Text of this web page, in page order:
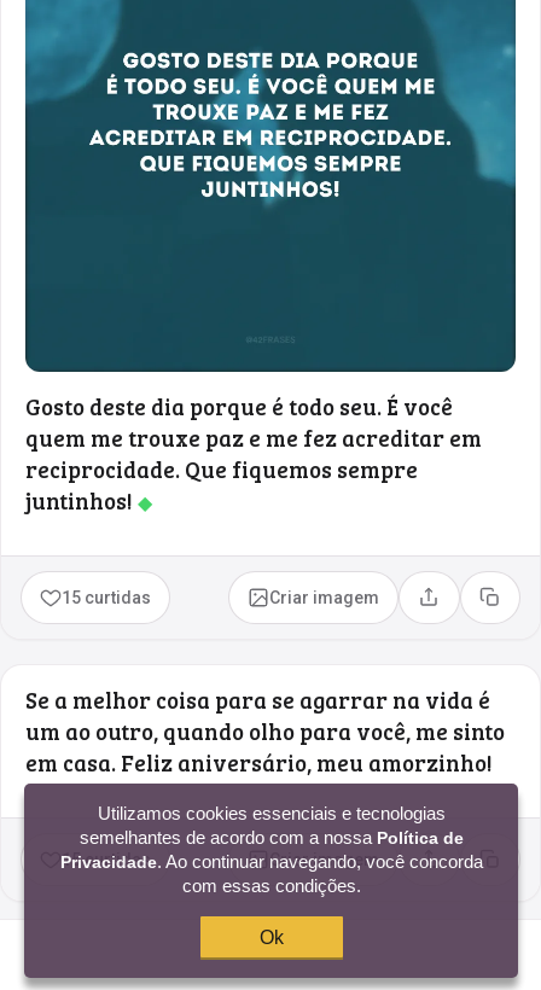
Gosto deste dia porque é todo seu. É você
quem me trouxe paz e me fez acreditar em
reciprocidade. Que fiquemos sempre
juntinhos! ◆
15 curtidas Criar imagem Compartilhar
Copiar
Se a melhor coisa para se agarrar na vida é
um ao outro, quando olho para você, me sinto
em casa. Feliz aniversário, meu amorzinho!
15 curtidas Criar imagem Compartilhar
Copiar
Sinto muito orgulho de quem somos quando
Utilizamos cookies essenciais e tecnologias
semelhantes de acordo com a nossa Política de
Privacidade. Ao continuar navegando, você concorda
com essas condições.
Ok